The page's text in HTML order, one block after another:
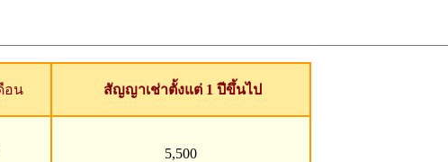
อน สัญญาเช่าตั้งแต่ 1 ปีขึ้นไป
5,500